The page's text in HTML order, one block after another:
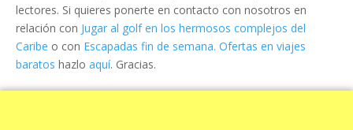
lectores. Si quieres ponerte en contacto con nosotros en
relación con Jugar al golf en los hermosos complejos del
Caribe o con Escapadas fin de semana. Ofertas en viajes
baratos hazlo aquí. Gracias.